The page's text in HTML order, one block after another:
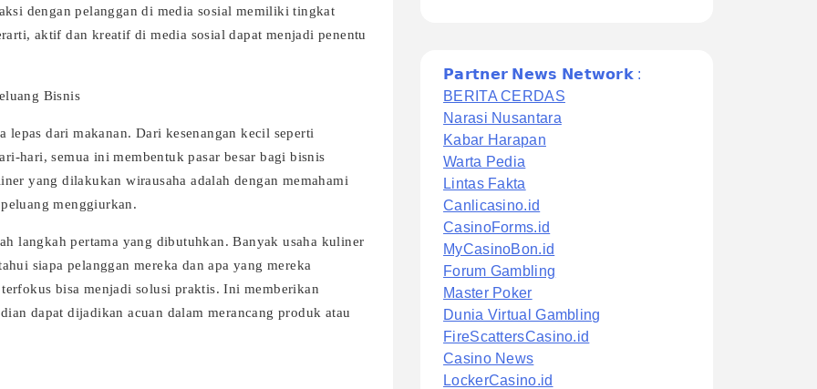
dengan pelanggan di media sosial memiliki tingkat
aktif dan kreatif di media sosial dapat menjadi penentu
Bisnis
dari makanan. Dari kesenangan kecil seperti
hari, semua ini membentuk pasar besar bagi bisnis
yang dilakukan wirausaha adalah dengan memahami
menggiurkan.
langkah pertama yang dibutuhkan. Banyak usaha kuliner
siapa pelanggan mereka dan apa yang mereka
bisa menjadi solusi praktis. Ini memberikan
dapat dijadikan acuan dalam merancang produk atau
𝗣𝗮𝗿𝘁𝗻𝗲𝗿 𝗡𝗲𝘄𝘀 𝗡𝗲𝘁𝘄𝗼𝗿𝗸 :
BERITA CERDAS
Narasi Nusantara
Kabar Harapan
Warta Pedia
Lintas Fakta
Canlicasino.id
CasinoForms.id
MyCasinoBon.id
Forum Gambling
Master Poker
Dunia Virtual Gambling
FireScattersCasino.id
Casino News
LockerCasino.id